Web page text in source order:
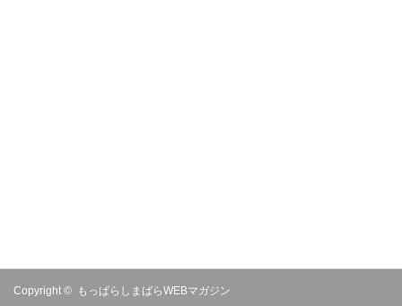
Copyright © もっぱらしまばらWEBマガジン